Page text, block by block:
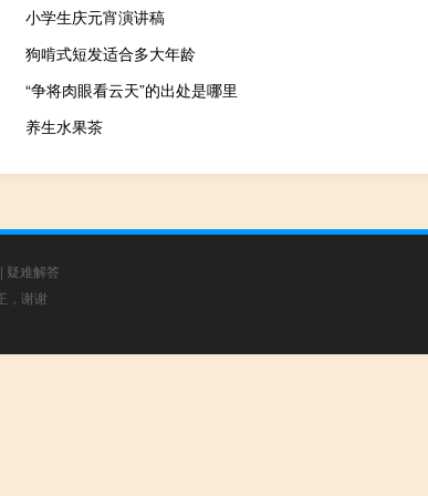
小学生庆元宵演讲稿
狗啃式短发适合多大年龄
“争将肉眼看云天”的出处是哪里
养生水果茶
| 疑难解答
，谢谢